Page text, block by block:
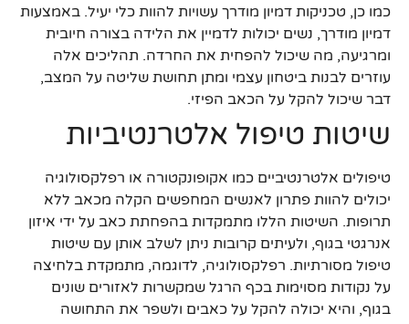
כמו כן, טכניקות דמיון מודרך עשויות להוות כלי יעיל. באמצעות
דמיון מודרך, נשים יכולות לדמיין את הלידה בצורה חיובית
ומרגיעה, מה שיכול להפחית את החרדה. תהליכים אלה
עוזרים לבנות ביטחון עצמי ומתן תחושת שליטה על המצב,
דבר שיכול להקל על הכאב הפיזי.
שיטות טיפול אלטרנטיביות
טיפולים אלטרנטיביים כמו אקופונקטורה או רפלקסולוגיה
יכולים להוות פתרון לאנשים המחפשים הקלה מכאב ללא
תרופות. השיטות הללו מתמקדות בהפחתת כאב על ידי איזון
אנרגטי בגוף, ולעיתים קרובות ניתן לשלב אותן עם שיטות
טיפול מסורתיות. רפלקסולוגיה, לדוגמה, מתמקדת בלחיצה
על נקודות מסוימות בכף הרגל שמקשרות לאזורים שונים
בגוף, והיא יכולה להקל על כאבים ולשפר את התחושה